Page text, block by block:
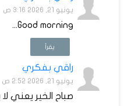
يونيو 21, 2026 3:16 ص
Good morning...
يقرأ
راقي بفكري
يونيو 21, 2026 2:52 ص
صباح الخير يعني